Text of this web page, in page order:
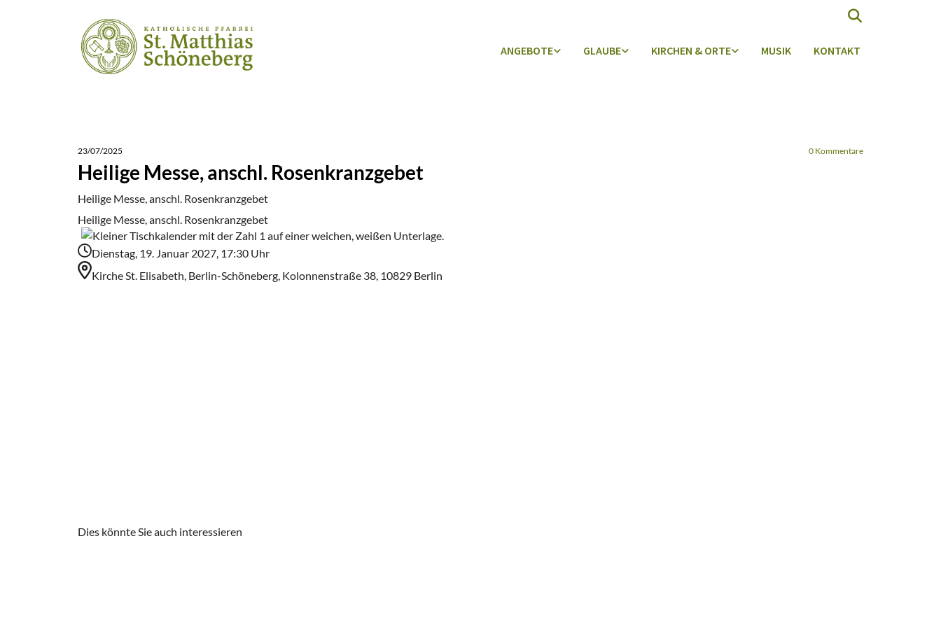
ANGEBOTE GLAUBE KIRCHEN & ORTE MUSIK KONTAKT
23/07/2025 0 Kommentare
Heilige Messe, anschl. Rosenkranzgebet
Heilige Messe, anschl. Rosenkranzgebet
Heilige Messe, anschl. Rosenkranzgebet
Dienstag, 19. Januar 2027, 17:30 Uhr
Kirche St. Elisabeth, Berlin-Schöneberg, Kolonnenstraße 38, 10829 Berlin
Dies könnte Sie auch interessieren